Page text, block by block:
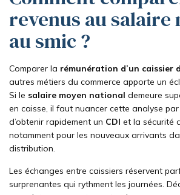
revenus au salaire
au smic ?
Comparer la rémunération d’un caissier
autres métiers du commerce apporte un
Si le salaire moyen national demeure
en caisse, il faut nuancer cette analyse
d’obtenir rapidement un CDI et la sécurité
notamment pour les nouveaux arrivants
distribution.
Les échanges entre caissiers réservent
surprenantes qui rythment les journées.